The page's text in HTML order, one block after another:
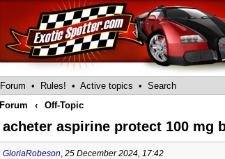
Forum • Rules! • Active topics • Search
Forum
‹ Off-Topic
acheter aspirine protect 100 mg
GloriaRobeson, 25 December 2024, 17:42